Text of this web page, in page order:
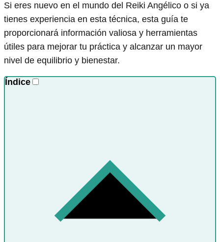
Si eres nuevo en el mundo del Reiki Angélico o si ya
tienes experiencia en esta técnica, esta guía te
proporcionará información valiosa y herramientas
útiles para mejorar tu práctica y alcanzar un mayor
nivel de equilibrio y bienestar.
Índice